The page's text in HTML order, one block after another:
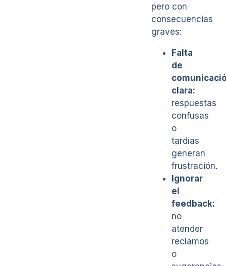
pero con
consecuencias
graves:
Falta
de
clara:
respuestas
confusas
o
tardías
generan
frustración.
Ignorar
el
feedback:
no
atender
reclamos
o